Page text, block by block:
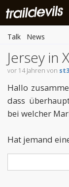
Talk News
Jersey in
vor 14 Jahren von
Hallo
dass
bei welcher
Hat jemand